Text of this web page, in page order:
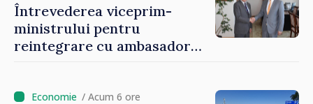
Întrevederea viceprim-
ministrului pentru
reintegrare cu ambasadorul
/ Acum 6 ore